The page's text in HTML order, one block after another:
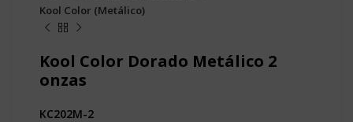
Kool Color (Metálico)
Kool Color Dorado Metálico 2
onzas
KC202M-2